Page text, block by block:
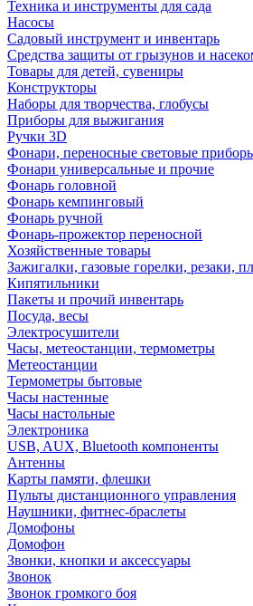
Техника и инструменты для сада
Насосы
Садовый инструмент и инвентарь
Средства защиты от грызунов и
Товары для детей, сувениры
Конструкторы
Наборы для творчества, глобусы
Приборы для выжигания
Ручки 3D
Фонари, переносные световые
Фонари универсальные и прочие
Фонарь головной
Фонарь кемпинговый
Фонарь ручной
Фонарь-прожектор переносной
Хозяйственные товары
Зажигалки, газовые горелки, резаки,
Кипятильники
Пакеты и прочий инвентарь
Посуда, весы
Электросушители
Часы, метеостанции, термометры
Метеостанции
Термометры бытовые
Часы настенные
Часы настольные
Электроника
USB, AUX, Bluetooth компоненты
Антенны
Карты памяти, флешки
Пульты дистанционного управления
Наушники, фитнес-браслеты
Домофоны
Домофон
Звонки, кнопки и аксессуары
Звонок
Звонок громкого боя